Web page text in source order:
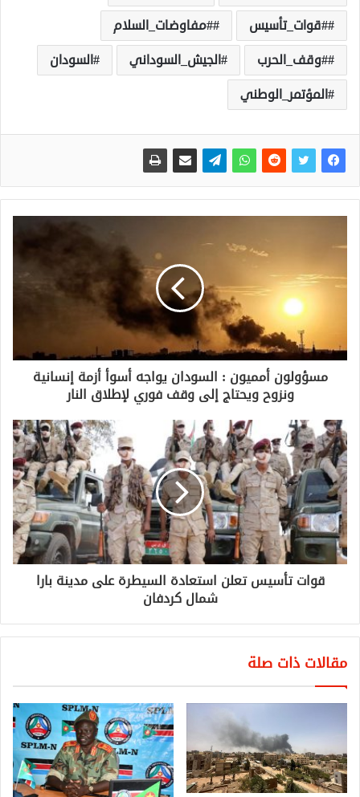
#قوات_تأسيس
#مفاوضات_السلام
#وقف_الحرب
الجيش_السوداني
السودان
المؤتمر_الوطني
مسؤولون أمميون : السودان يواجه أسوأ أزمة إنسانية
ونزوح ويحتاج إلى وقف فوري لإطلاق النار
قوات تأسيس تعلن استعادة السيطرة على مدينة بارا
شمال كردفان
مقالات ذات صلة